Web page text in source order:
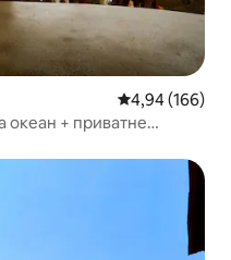
Середня
4,94 (166)
океан + приватне